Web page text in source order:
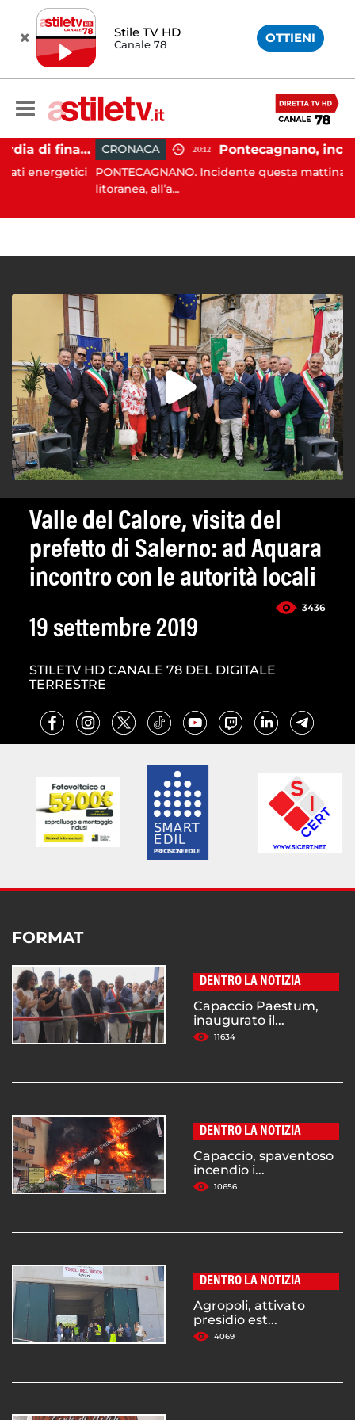
Stile TV HD
Canale 78 OTTIENI
Carburanti, la guardia di finanza rafforza i controlli: sequestri e denunce anche a Napoli CRONACA 20:12
PONTECAGNANO. Incidente questa mattina sulla
litoranea, all’a...
Valle del Calore, visita del
prefetto di Salerno: ad Aquara
incontro con le autorità locali
3436
19 settembre 2019
STILETV HD CANALE 78 DEL DIGITALE
TERRESTRE
FORMAT
DENTRO LA NOTIZIA
Capaccio Paestum,
inaugurato il...
11634
DENTRO LA NOTIZIA
Capaccio, spaventoso
incendio i...
10656
DENTRO LA NOTIZIA
Agropoli, attivato
presidio est...
4069